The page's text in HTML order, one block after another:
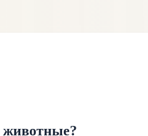
животные?